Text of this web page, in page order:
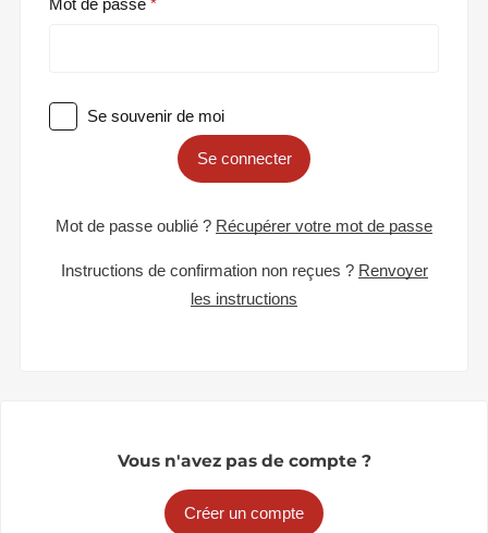
Mot de passe
Se souvenir de moi
Se connecter
Mot de passe oublié ? Récupérer votre mot de passe
Instructions de confirmation non reçues ? Renvoyer
les instructions
Vous n'avez pas de compte ?
Créer un compte